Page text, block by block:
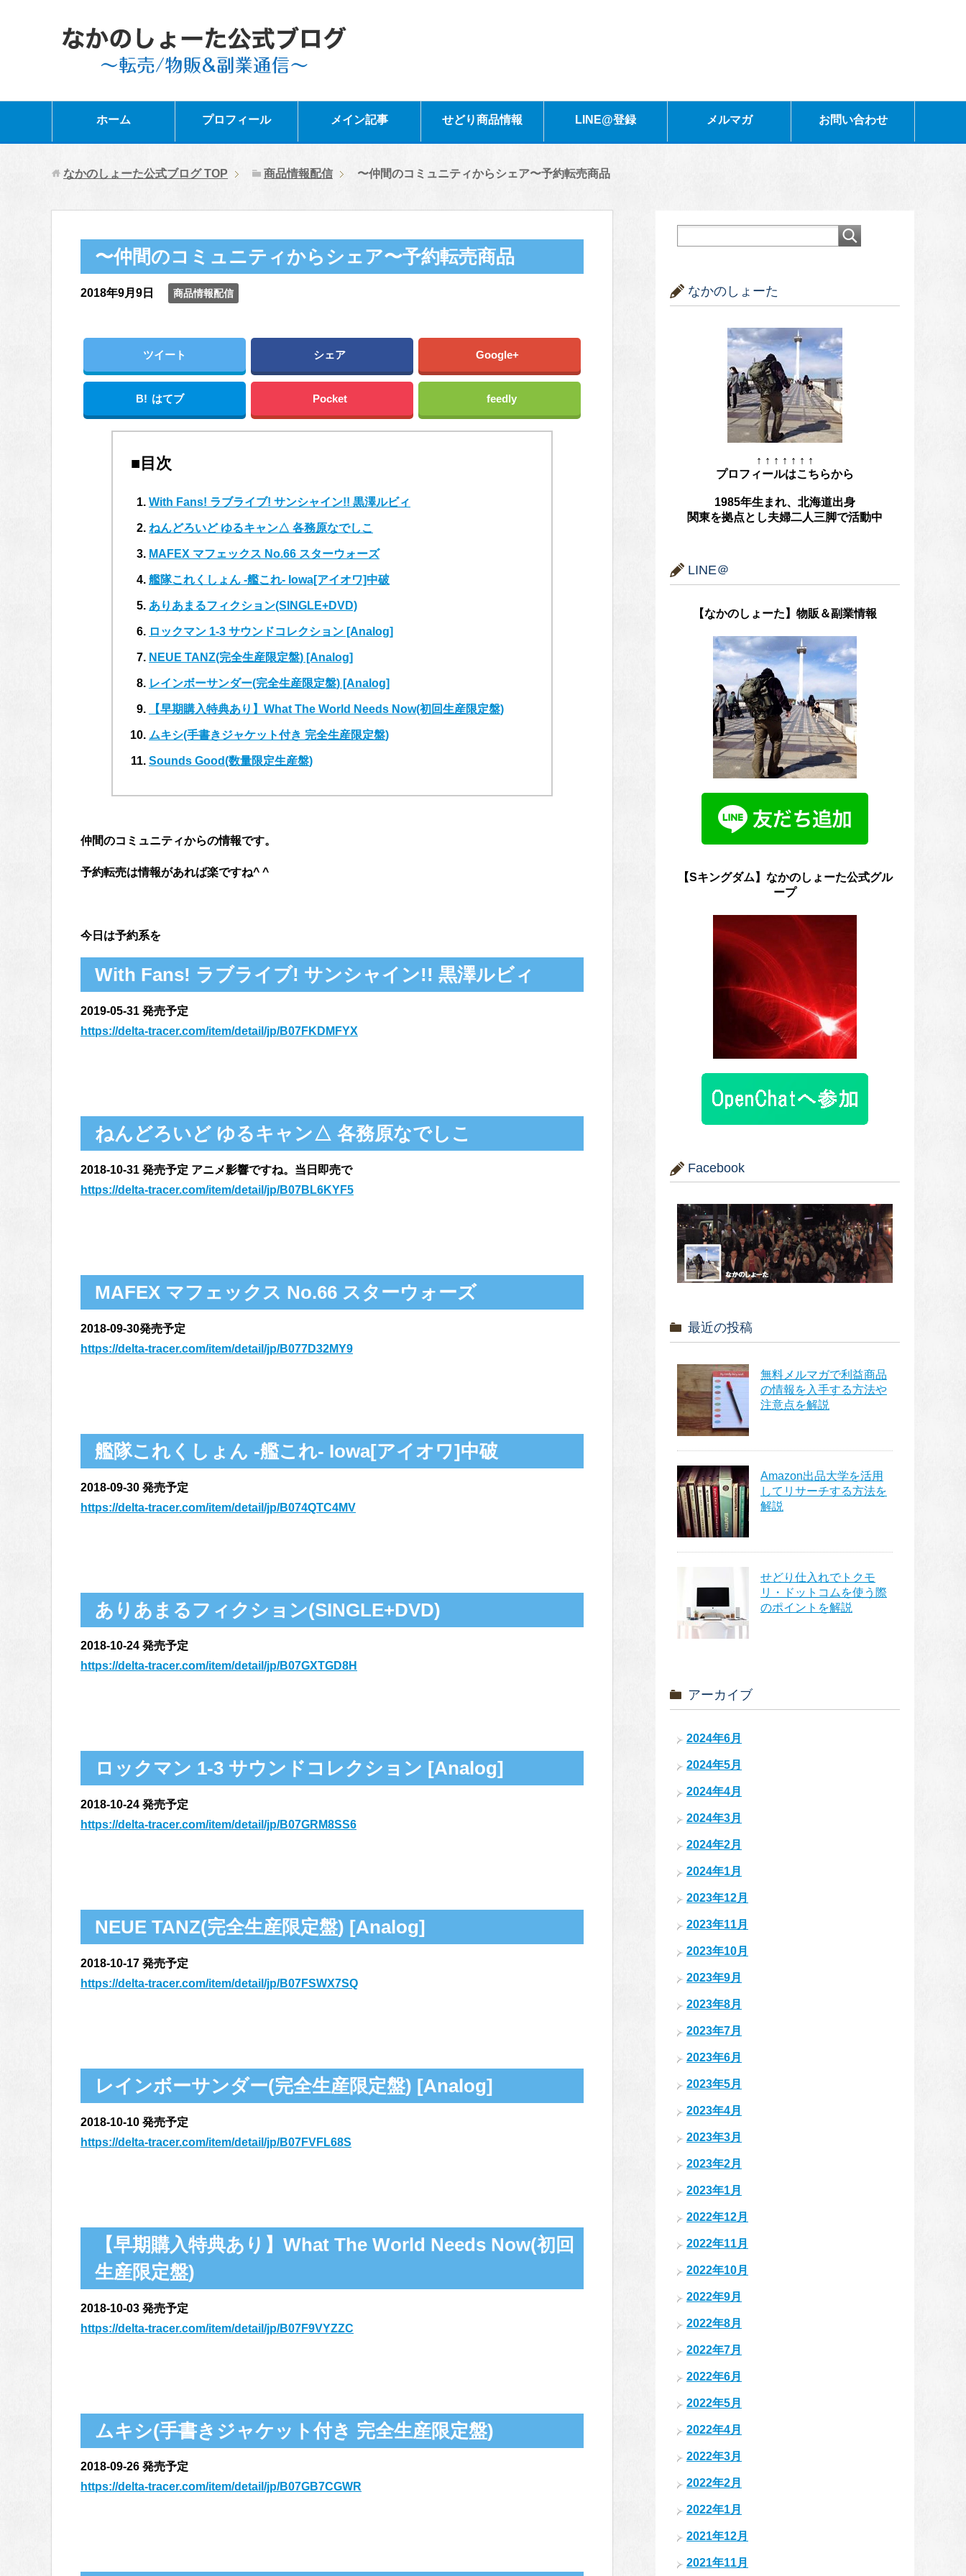
ホーム プロフィール メイン記事 せどり商品情報 LINE@登録 メルマガ お問い合わせ
なかのしょーた公式ブログTOP 商品情報配信 〜仲間のコミュニティからシェア〜予約転売商品
〜仲間のコミュニティからシェア〜予約転売商品
2018年9月9日 商品情報配信
ツイート シェア Google+
B! はてブ Pocket feedly
■目次
With Fans! ラブライブ! サンシャイン!! 黒澤ルビィ
ねんどろいど ゆるキャン△ 各務原なでしこ
MAFEX マフェックス No.66 スターウォーズ
艦隊これくしょん ‐艦これ‐ Iowa[アイオワ]中破
ありあまるフィクション(SINGLE+DVD)
ロックマン 1-3 サウンドコレクション [Analog]
NEUE TANZ(完全生産限定盤) [Analog]
レインボーサンダー(完全生産限定盤) [Analog]
【早期購入特典あり】What The World Needs Now(初回生産限定盤)
ムキシ(手書きジャケット付き 完全生産限定盤)
Sounds Good(数量限定生産盤)
仲間のコミュニティからの情報です。
予約転売は情報があれば楽ですね^ ^
今日は予約系を
With Fans! ラブライブ! サンシャイン!! 黒澤ルビィ
2019-05-31 発売予定
https://delta-tracer.com/item/detail/jp/B07FKDMFYX
ねんどろいど ゆるキャン△ 各務原なでしこ
2018-10-31 発売予定 アニメ影響ですね。当日即売で
https://delta-tracer.com/item/detail/jp/B07BL6KYF5
MAFEX マフェックス No.66 スターウォーズ
2018-09-30発売予定
https://delta-tracer.com/item/detail/jp/B077D32MY9
艦隊これくしょん ‐艦これ‐ Iowa[アイオワ]中破
2018-09-30 発売予定
https://delta-tracer.com/item/detail/jp/B074QTC4MV
ありあまるフィクション(SINGLE+DVD)
2018-10-24 発売予定
https://delta-tracer.com/item/detail/jp/B07GXTGD8H
ロックマン 1-3 サウンドコレクション [Analog]
2018-10-24 発売予定
https://delta-tracer.com/item/detail/jp/B07GRM8SS6
NEUE TANZ(完全生産限定盤) [Analog]
2018-10-17 発売予定
https://delta-tracer.com/item/detail/jp/B07FSWX7SQ
レインボーサンダー(完全生産限定盤) [Analog]
2018-10-10 発売予定
https://delta-tracer.com/item/detail/jp/B07FVFL68S
【早期購入特典あり】What The World Needs Now(初回
生産限定盤)
2018-10-03 発売予定
https://delta-tracer.com/item/detail/jp/B07F9VYZZC
ムキシ(手書きジャケット付き 完全生産限定盤)
2018-09-26 発売予定
https://delta-tracer.com/item/detail/jp/B07GB7CGWR
なかのしょーた
↑ ↑ ↑ ↑ ↑ ↑ ↑
プロフィールはこちらから
1985年生まれ、北海道出身
関東を拠点とし夫婦二人三脚で活動中
LINE＠
【なかのしょーた】物販＆副業情報
【Sキングダム】なかのしょーた公式グル
ープ
Facebook
最近の投稿
無料メルマガで利益商品
の情報を入手する方法や
注意点を解説
Amazon出品大学を活用
してリサーチする方法を
解説
せどり仕入れでトクモ
リ・ドットコムを使う際
のポイントを解説
アーカイブ
2024年6月
2024年5月
2024年4月
2024年3月
2024年2月
2024年1月
2023年12月
2023年11月
2023年10月
2023年9月
2023年8月
2023年7月
2023年6月
2023年5月
2023年4月
2023年3月
2023年2月
2023年1月
2022年12月
2022年11月
2022年10月
2022年9月
2022年8月
2022年7月
2022年6月
2022年5月
2022年4月
2022年3月
2022年2月
2022年1月
2021年12月
2021年11月